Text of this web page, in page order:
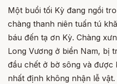
Một buổi tối Kỳ đang ngồi
chàng thanh niên tuấn tú
báu đến tạ ơn Kỳ. Chàng
Long Vương ở biển Nam, bị
đầu chết ở bờ sông và được
nhất định không nhận lễ